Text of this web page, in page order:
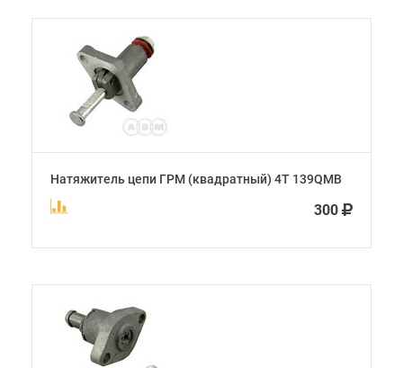
Натяжитель цепи ГРМ (квадратный) 4Т 139QMB
300